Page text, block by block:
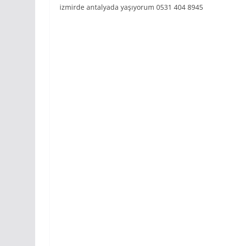
izmirde antalyada yaşıyorum 0531 404 8945